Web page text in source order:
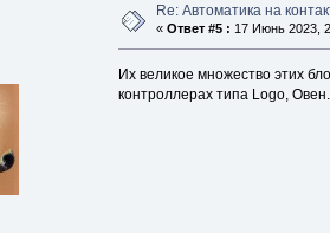
Re: Автоматика на
« Ответ #5 : 17 Июнь 2023,
Их великое множество этих
контроллерах типа Logo, Овен.